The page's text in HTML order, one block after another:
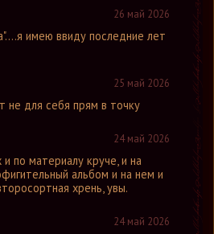
26 май 2026
имею ввиду последние лет
25 май 2026
не для себя прям в точку
24 май 2026
по материалу круче, и на
альбом и на нем и
хрень, увы.
24 май 2026